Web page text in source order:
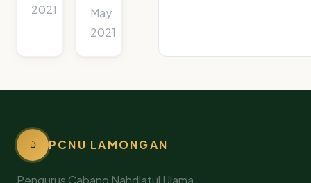
2021
May
2021
ن PCNU LAMONGAN
Pengurus Cabang Nahdlatul Ulama